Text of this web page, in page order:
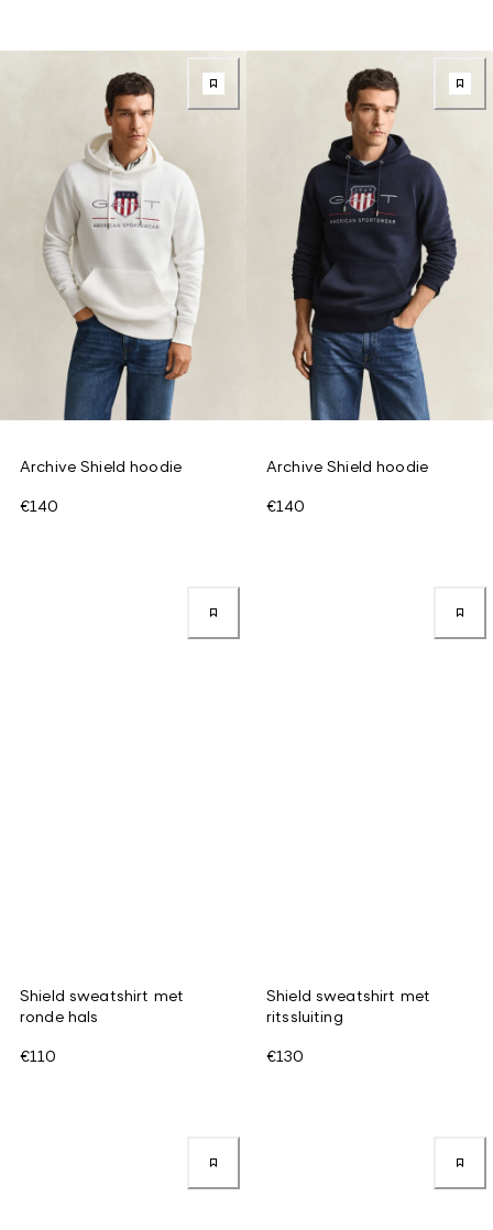
Archive Shield hoodie
€140
Archive Shield hoodie
€140
Shield sweatshirt met
ronde hals
€110
Shield sweatshirt met
ritssluiting
€130